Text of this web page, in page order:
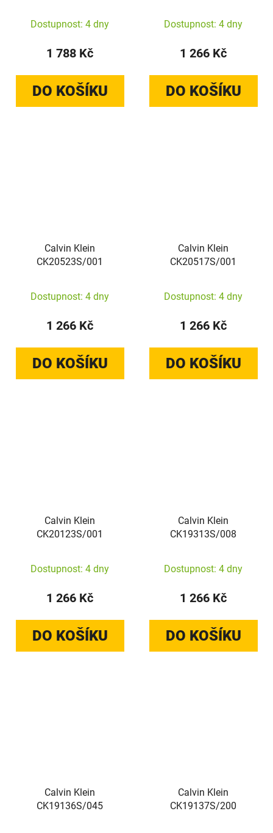
Dostupnost: 4 dny
1 788 Kč
DO KOŠÍKU
Dostupnost: 4 dny
1 266 Kč
DO KOŠÍKU
Calvin Klein
CK20523S/001
Dostupnost: 4 dny
1 266 Kč
DO KOŠÍKU
Calvin Klein
CK20517S/001
Dostupnost: 4 dny
1 266 Kč
DO KOŠÍKU
Calvin Klein
CK20123S/001
Dostupnost: 4 dny
1 266 Kč
DO KOŠÍKU
Calvin Klein
CK19313S/008
Dostupnost: 4 dny
1 266 Kč
DO KOŠÍKU
Calvin Klein
CK19136S/045
Calvin Klein
CK19137S/200